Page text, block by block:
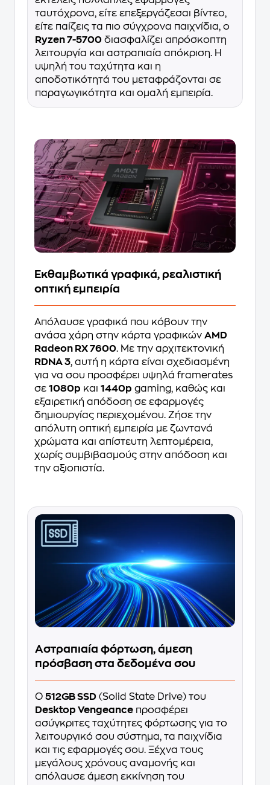
ταυτόχρονα, είτε επεξεργάζεσαι βίντεο,
είτε παίζεις τα πιο σύγχρονα παιχνίδια, ο
Ryzen 7-5700 διασφαλίζει απρόσκοπτη
λειτουργία και αστραπιαία απόκριση. Η
υψηλή του ταχύτητα και η
αποδοτικότητά του μεταφράζονται σε
παραγωγικότητα και ομαλή εμπειρία.
Εκθαμβωτικά γραφικά, ρεαλιστική
οπτική εμπειρία
Απόλαυσε γραφικά που κόβουν την
ανάσα χάρη στην κάρτα γραφικών AMD
Radeon RX 7600. Με την αρχιτεκτονική
RDNA 3, αυτή η κάρτα είναι σχεδιασμένη
για να σου προσφέρει υψηλά framerates
σε 1080p και 1440p gaming, καθώς και
εξαιρετική απόδοση σε εφαρμογές
δημιουργίας περιεχομένου. Ζήσε την
απόλυτη οπτική εμπειρία με ζωντανά
χρώματα και απίστευτη λεπτομέρεια,
χωρίς συμβιβασμούς στην απόδοση και
την αξιοπιστία.
Αστραπιαία φόρτωση, άμεση
πρόσβαση στα δεδομένα σου
Ο 512GB SSD (Solid State Drive) του
Desktop Vengeance προσφέρει
ασύγκριτες ταχύτητες φόρτωσης για το
λειτουργικό σου σύστημα, τα παιχνίδια
και τις εφαρμογές σου. Ξέχνα τους
μεγάλους χρόνους αναμονής και
απόλαυσε άμεση εκκίνηση του